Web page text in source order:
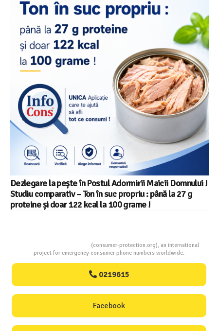
Dezlegare la pește în Postul Adormirii Maicii Domnului !
Studiu comparativ – Ton în suc propriu : până la 27 g
proteine și doar 122 kcal la 100 grame !
(consumer-protection.org), an international
project for emergency consumer phone numbers worldwide.
0219615
Facebook